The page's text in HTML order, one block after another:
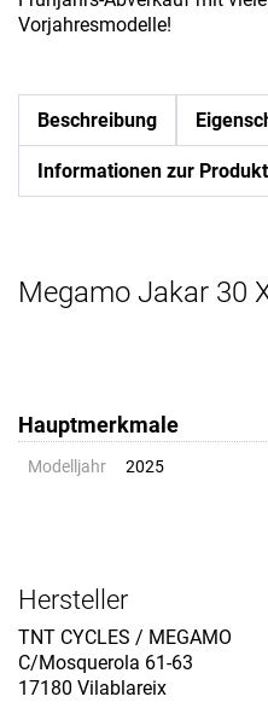
Vorjahresmodelle!
Beschreibung
Informationen zur
Megamo Jakar 30
Hauptmerkmale
Modelljahr 2025
Hersteller
TNT CYCLES / MEGAMO
C/Mosquerola 61-63
17180 Vilablareix